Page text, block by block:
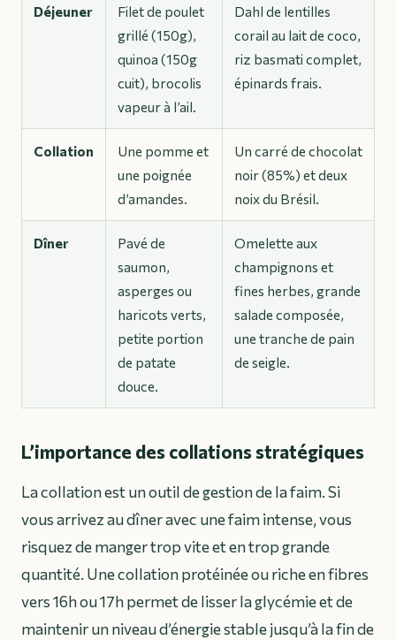
Déjeuner
Filet de poulet
grillé (150g),
quinoa (150g
cuit), brocolis
vapeur à l’ail.
Dahl de lentilles
corail au lait de coco,
riz basmati complet,
épinards frais.
Collation
Une pomme et
une poignée
d’amandes.
Un carré de chocolat
noir (85%) et deux
noix du Brésil.
Dîner
Pavé de
saumon,
asperges ou
haricots verts,
petite portion
de patate
douce.
Omelette aux
champignons et
fines herbes, grande
salade composée,
une tranche de pain
de seigle.
L’importance des collations stratégiques
La collation est un outil de gestion de la faim. Si
vous arrivez au dîner avec une faim intense, vous
risquez de manger trop vite et en trop grande
quantité. Une collation protéinée ou riche en fibres
vers 16h ou 17h permet de lisser la glycémie et de
maintenir un niveau d’énergie stable jusqu’à la fin de